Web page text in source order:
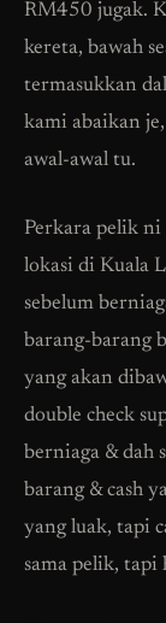
RM450 jugak.
kereta, bawah
termasukkan
kami abaikan
awal-awal tu.
Perkara pelik ni
lokasi di Kuala
sebelum
barang-barang
yang akan
double check
berniaga & dah
barang & cash
yang luak, tapi
sama pelik, tapi